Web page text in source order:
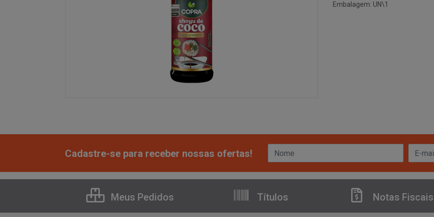
Embalagem: UN\1
Cadastre-se para receber nossas ofertas!
Meus Pedidos Títulos Notas Fiscais